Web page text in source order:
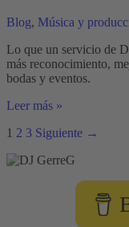
mezcla
Blog, Música y
Lo que un servicio de
más reconocimiento,
bodas y eventos.
Servicio
DJ
producción
Leer más »
1 2 3 Siguiente →